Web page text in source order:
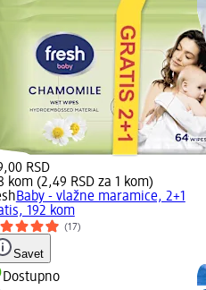
RSD
kom (2,49 RSD za 1 kom)
Baby - vlažne maramice, 2+1
192 kom
(17)
Savet
Dostupno